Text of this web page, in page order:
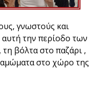
γνωστούς και
την περίοδο των
βόλτα στο παζάρι ,
στο χώρο της